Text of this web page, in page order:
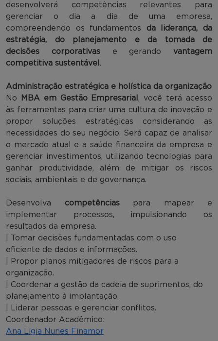
desenvolverá competências relevantes para
gerenciar o dia a dia de uma empresa,
compreendendo os fundamentos da liderança, da
estratégia, do planejamento e da tomada de
decisões corporativas e gerando vantagem
competitiva sustentável .
Administração estratégica e holística da organização
No
MBA em Gestão Empresarial , você terá acesso
às ferramentas para criar uma cultura de inovação e
propor soluções estratégicas considerando as
necessidades do seu negócio. Será capaz de analisar
o mercado atual e a saúde financeira da empresa e
gerenciar investimentos, utilizando tecnologias para
ganhar produtividade, além de mitigar os riscos
sociais, ambientais e de governança.
Desenvolva competênciaspara mapear e
implementar processos, impulsionando os
resultados da empresa.
| Tomar decisões fundamentadas com o uso
eficiente de dados e informações.
| Propor planos mitigadores de riscos para a
organização.
| Coordenar a gestão da cadeia de suprimentos, do
planejamento à implantação.
| Liderar pessoas e gerenciar conflitos.
Coordenador Acadêmico:
Ana Ligia Nunes Finamor